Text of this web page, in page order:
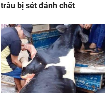
trâu bị sét đánh chết